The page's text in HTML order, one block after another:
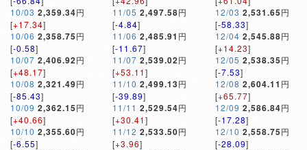
10/03 2,359.34円
[+17.34]
10/06 2,358.75円
[-0.58]
10/07 2,406.92円
[+48.17]
10/08 2,321.49円
[-85.43]
10/09 2,362.15円
[+40.66]
10/10 2,355.60円
[-6.55]
11/05 2,497.58円
[-4.84]
11/06 2,485.91 円
[-11.67]
11/07 2,539.02円
[+53.11]
11/10 2,499.13円
[-39.89]
11/11 2,529.54円
[+30.41]
11/12 2,533.50円
[+3.96]
12/03 2,531.65円
[-58.33]
12/04 2,545.88円
[+14.23]
12/05 2,538.35円
[-7.53]
12/08 2,604.11 円
[+65.77]
12/09 2,586.84円
[-17.28]
12/10 2,558.75円
[-28.09]